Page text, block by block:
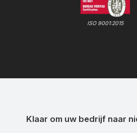
ISO 9001:2015
Klaar om uw bedrijf naar